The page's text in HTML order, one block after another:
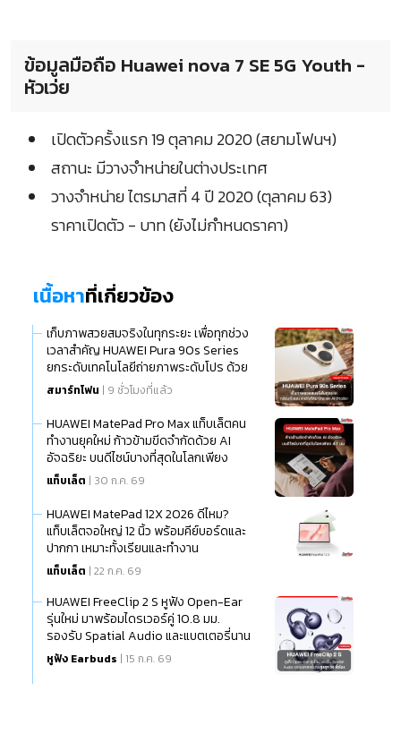
ข้อมูลมือถือ Huawei nova 7 SE 5G Youth -
หัวเว่ย
เปิดตัวครั้งแรก 19 ตุลาคม 2020 (สยามโฟนฯ)
สถานะ มีวางจำหน่ายในต่างประเทศ
วางจำหน่าย ไตรมาสที่ 4 ปี 2020 (ตุลาคม 63)
ราคาเปิดตัว - บาท (ยังไม่กำหนดราคา)
เนื้อหาที่เกี่ยวข้อง
เก็บภาพสวยสมจริงในทุกระยะ เพื่อทุกช่วง
เวลาสำคัญ HUAWEI Pura 90s Series
ยกระดับเทคโนโลยีถ่ายภาพระดับโปร ด้วย
นวัตกรรมกล้องเก็บแสง เทเลโฟโต้มาโคร
สมาร์ทโฟน | 9 ชั่วโมงที่แล้ว
HUAWEI MatePad Pro Max แท็บเล็ตคน
ทำงานยุคใหม่ ก้าวข้ามขีดจำกัดด้วย AI
อัจฉริยะ บนดีไซน์บางที่สุดในโลกเพียง
แท็บเล็ต | 30 ก.ค. 69
HUAWEI MatePad 12X 2026 ดีไหม?
แท็บเล็ตจอใหญ่ 12 นิ้ว พร้อมคีย์บอร์ดและ
ปากกา เหมาะทั้งเรียนและทำงาน
แท็บเล็ต | 22 ก.ค. 69
HUAWEI FreeClip 2 S หูฟัง Open-Ear
รุ่นใหม่ มาพร้อมไดรเวอร์คู่ 10.8 มม.
รองรับ Spatial Audio และแบตเตอรี่นาน
สูงสุด 38 ชั่วโมง
หูฟัง Earbuds | 15 ก.ค. 69